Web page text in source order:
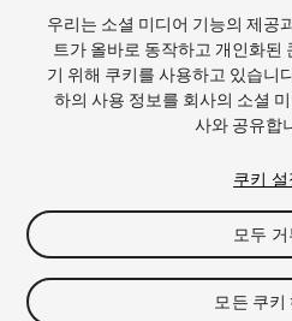
Copyright © 2019 Unity Technologies.
튜토리얼
커뮤니티 답변 기술 자료
이용약관
법률정보 개인정보처리
쿠키 기본 설정
우리는 소셜 미디어 기능의 제공
트가 올바로 동작하고 개인화된
기 위해 쿠키를 사용하고 있습니
하의 사용 정보를 회사의 소셜
사와 공유합
쿠키 설
모두 거
모든 쿠키